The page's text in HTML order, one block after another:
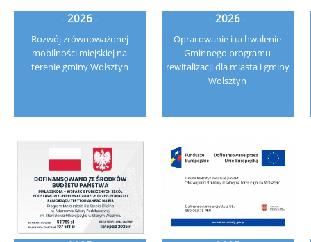
- 2026 -
Rozwój zrównoważonej
mobilności miejskiej na
terenie gminy Wolsztyn
- 2026 -
Opracowanie i uchwalenie
Gminnego programu
rewitalizacji dla miasta i gminy
Wolsztyn